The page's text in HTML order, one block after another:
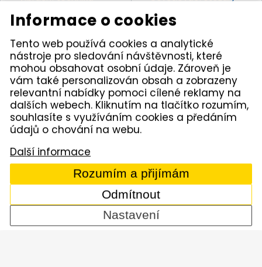
Hydraulické nářadí
Motorová kladiva
Závěsná hydraulická
kladiva
Zahradní technika
Akumulátorové stroje
Značky
Kámen Brno, spol. s r.o. – spolehlivý partner pro
opravdové řemeslníky. Zajišťujeme autorizovaný servis
pracovních strojů i nářadí, a provozujeme půjčovnu
nářadí v Tišnově. Specializujeme se na prodej nářadí
značek Permon, Atlas Copco, Husqvarna, Makita, NTC,
a zahradní techniky Dolmar aj. Dodáváme kamenivo
z našich vlastních lomů.
© 2005 - 2026 Kámen Brno, spol. s r. o. - Všechna práva
vyhrazena
Comerto
Informace o cookies
Tento web používá cookies a analytické
nástroje pro sledování návštěvnosti, které
mohou obsahovat osobní údaje. Zároveň je
vám také personalizován obsah a zobrazeny
relevantní nabídky pomoci cílené reklamy na
dalších webech. Kliknutím na tlačítko rozumím,
souhlasíte s využíváním cookies a předáním
údajů o chování na webu.
Další informace
Rozumím a přijímám
Odmítnout
Nastavení